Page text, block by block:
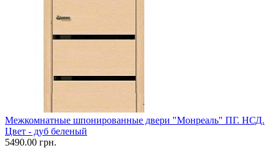
Межкомнатные шпонированные двери "Монреаль" ПГ. НСД.
Цвет - дуб беленый
5490.00 грн.